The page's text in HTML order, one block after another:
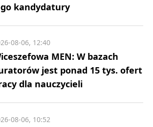
kandydatury
MEN: W bazach
jest ponad 15 tys. ofert
dla nauczycieli
08-06, 12:40
08-06, 10:52